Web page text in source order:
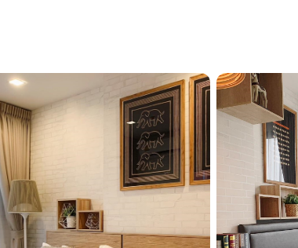
Add comparative units
Number 3
Choose
Maximum 3 units